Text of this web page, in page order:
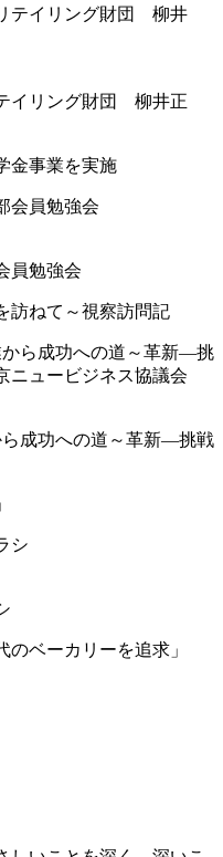
テイリング財団 柳井正
金事業を実施
員勉強会
訪ねて～視察訪問記
ら成功への道～革新―挑戦
のベーカリーを追求」